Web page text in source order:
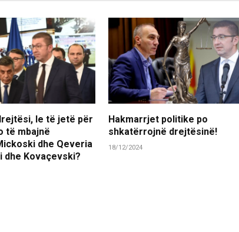
le të jetë për
të mbajnë
dhe Qeveria
dhe Kovaçevski?
Hakmarrjet politike po
shkatërrojnë drejtësinë!
18/12/2024